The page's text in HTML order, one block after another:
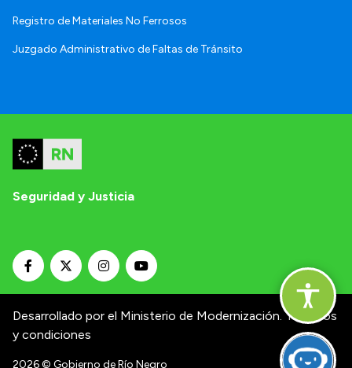
Registro de Materiales No Ferrosos
Juzgado Administrativo de Faltas de Tránsito
Seguridad y Justicia
Desarrollado por el Ministerio de Modernización. Términos
y condiciones
2026© Gobierno de Río Negro